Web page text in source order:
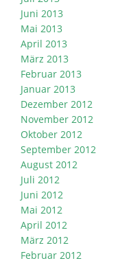
Juni 2013
Mai 2013
April 2013
März 2013
Februar 2013
Januar 2013
Dezember 2012
November 2012
Oktober 2012
September 2012
August 2012
Juli 2012
Juni 2012
Mai 2012
April 2012
März 2012
Februar 2012